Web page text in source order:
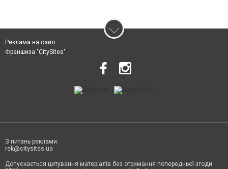
Реклама на сайті
Франшиза "CitySites"
З питань реклами:
rek@citysites.ua
Допускається цитування матеріалів без отримання попередньої згоди